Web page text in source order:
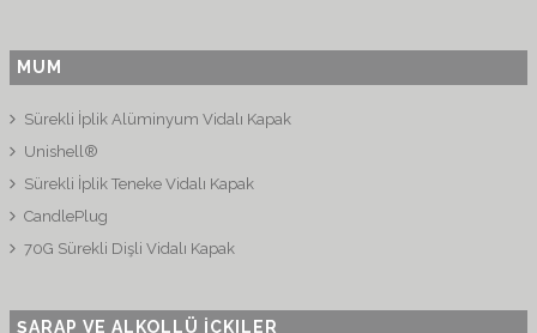
MUM
Sürekli İplik Alüminyum Vidalı Kapak
Unishell®
Sürekli İplik Teneke Vidalı Kapak
CandlePlug
70G Sürekli Dişli Vidalı Kapak
ŞARAP VE ALKOLLÜ İÇKILER